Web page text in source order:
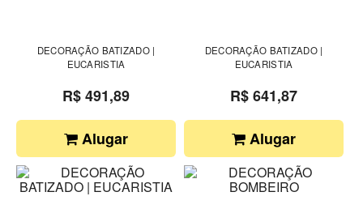
DECORAÇÃO BATIZADO |
EUCARISTIA
R$ 491,89
Alugar
DECORAÇÃO BATIZADO |
EUCARISTIA
R$ 641,87
Alugar